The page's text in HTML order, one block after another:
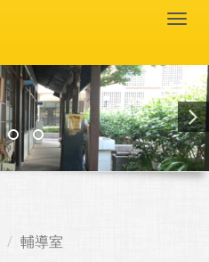
輔導室